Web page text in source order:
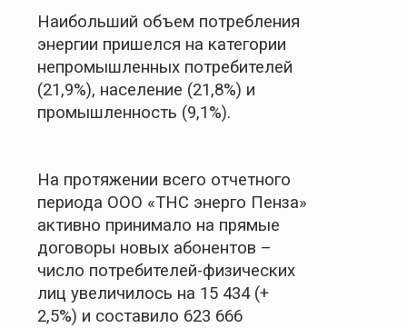
Наибольший объем потребления
энергии пришелся на категории
непромышленных потребителей
(21,9%), население (21,8%) и
промышленность (9,1%).
На протяжении всего отчетного
периода ООО «ТНС энерго Пенза»
активно принимало на прямые
договоры новых абонентов –
число потребителей-физических
лиц увеличилось на 15 434 (+
2,5%) и составило 623 666